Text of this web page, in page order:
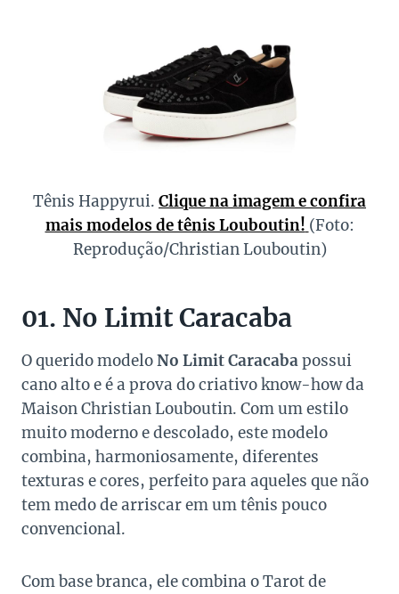
Tênis Happyrui. Clique na imagem e confira
mais modelos de tênis Louboutin! (Foto:
Reprodução/Christian Louboutin)
01. No Limit Caracaba
O querido modeloNo Limit Caracabapossui
cano alto e é a prova do criativo know-how da
Maison Christian Louboutin. Com um estilo
muito moderno e descolado, este modelo
combina, harmoniosamente, diferentes
texturas e cores, perfeito para aqueles que não
tem medo de arriscar em um tênis pouco
convencional.
Com base branca, ele combina o Tarot de